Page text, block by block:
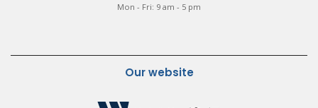
Mon - Fri: 9 am - 5 pm
Our website